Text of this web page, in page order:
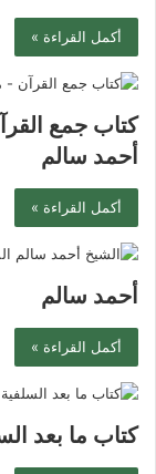
أكمل القراءة »
كتاب جمع
أحمد سالم
أكمل القراءة »
أحمد سالم
أكمل القراءة »
كتاب ما بعد